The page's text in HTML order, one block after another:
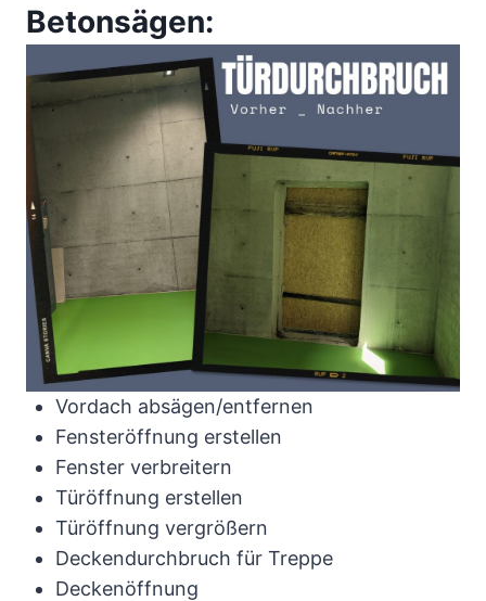
Betonsägen:
Vordach absägen/entfernen
Fensteröffnung erstellen
Fenster verbreitern
Türöffnung erstellen
Türöffnung vergrößern
Deckendurchbruch für Treppe
Deckenöffnung